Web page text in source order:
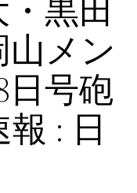
黒田
メン
号砲
: 日